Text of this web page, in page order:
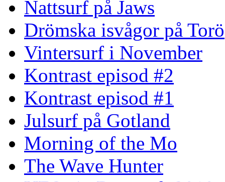
Nattsurf på Jaws
Drömska isvågor på Torö
Vintersurf i November
Kontrast episod #2
Kontrast episod #1
Julsurf på Gotland
Morning of the Mo
The Wave Hunter